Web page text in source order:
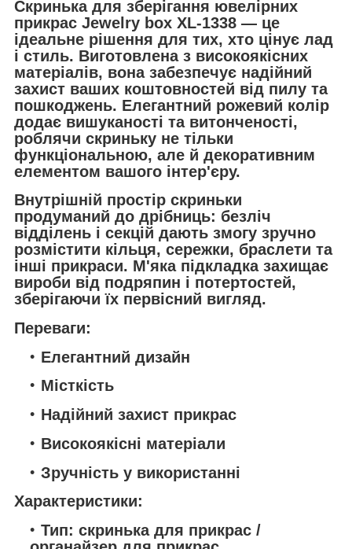
Скринька для зберігання ювелірних
прикрас Jewelry box XL-1338 — це
ідеальне рішення для тих, хто цінує лад
і стиль. Виготовлена з високоякісних
матеріалів, вона забезпечує надійний
захист ваших коштовностей від пилу та
пошкоджень. Елегантний рожевий колір
додає вишуканості та витонченості,
роблячи скриньку не тільки
функціональною, але й декоративним
елементом вашого інтер'єру.
Внутрішній простір скриньки
продуманий до дрібниць: безліч
відділень і секцій дають змогу зручно
розмістити кільця, сережки, браслети та
інші прикраси. М'яка підкладка захищає
вироби від подряпин і потертостей,
зберігаючи їх первісний вигляд.
Переваги:
Елегантний дизайн
Місткість
Надійний захист прикрас
Високоякісні матеріали
Зручність у використанні
Характеристики:
Тип: скринька для прикрас /